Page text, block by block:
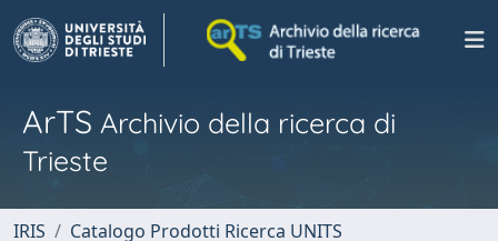
ArTS Archivio della ricerca di
Trieste
IRIS
Catalogo Prodotti Ricerca UNITS